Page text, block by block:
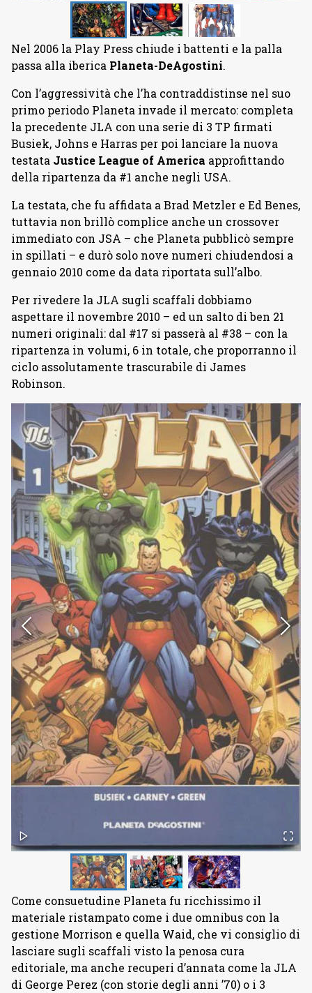
Nel 2006 la Play Press chiude i battenti e la palla
passa alla iberica Planeta-DeAgostini.
Con l’aggressività che l’ha contraddistinse nel suo
primo periodo Planeta invade il mercato: completa
la precedente JLA con una serie di 3 TP firmati
Busiek, Johns e Harras per poi lanciare la nuova
testata Justice League of America approfittando
della ripartenza da #1 anche negli USA.
La testata, che fu affidata a Brad Metzler e Ed Benes,
tuttavia non brillò complice anche un crossover
immediato con JSA – che Planeta pubblicò sempre
in spillati – e durò solo nove numeri chiudendosi a
gennaio 2010 come da data riportata sull’albo.
Per rivedere la JLA sugli scaffali dobbiamo
aspettare il novembre 2010 – ed un salto di ben 21
numeri originali: dal #17 si passerà al #38 – con la
ripartenza in volumi, 6 in totale, che proporranno il
ciclo assolutamente trascurabile di James
Robinson.
Come consuetudine Planeta fu ricchissimo il
materiale ristampato come i due omnibus con la
gestione Morrison e quella Waid, che vi consiglio di
lasciare sugli scaffali visto la penosa cura
editoriale, ma anche recuperi d’annata come la JLA
di George Perez (con storie degli anni ’70) o i 3